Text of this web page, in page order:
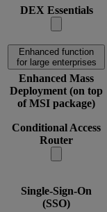
DEX Essentials
Enhanced function
for large enterprises
Enhanced Mass
Deployment (on top
of MSI package)
Conditional Access
Router
Single-Sign-On
(SSO)